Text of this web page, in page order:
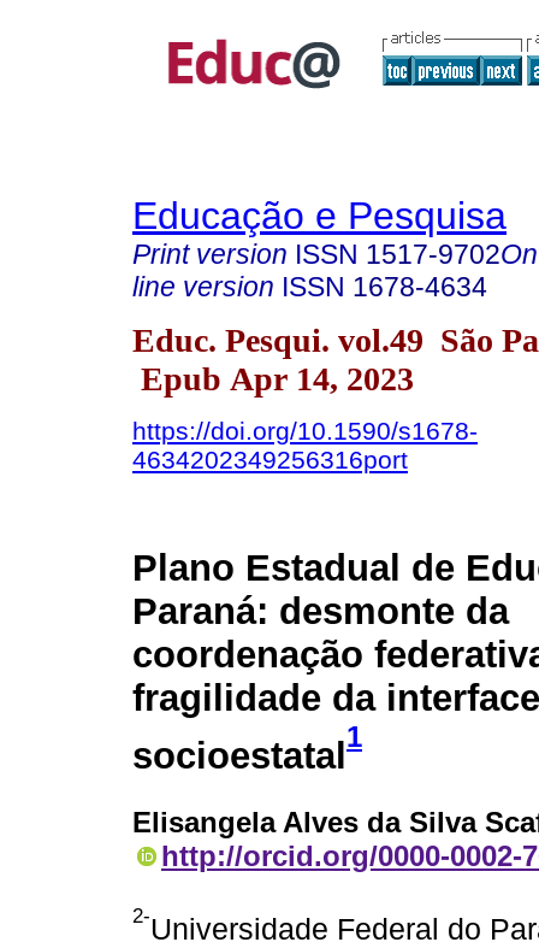
Educação e Pesquisa
Print version ISSN 1517-9702
line version ISSN 1678-4634
Educ. Pesqui. vol.49 São
Epub Apr 14, 2023
https://doi.org/10.1590/s1678-
4634202349256316port
Plano Estadual de
Paraná: desmonte da
coordenação
fragilidade da interface
socioestatal 1
Elisangela Alves da Silva
http://orcid.org/0000-0002-
2-Universidade Federal do